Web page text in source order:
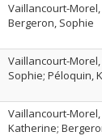
Vaillancourt-
Bergeron, Sophie
Vaillancourt-
Sophie; Péloquin,
Vaillancourt-
Katherine;